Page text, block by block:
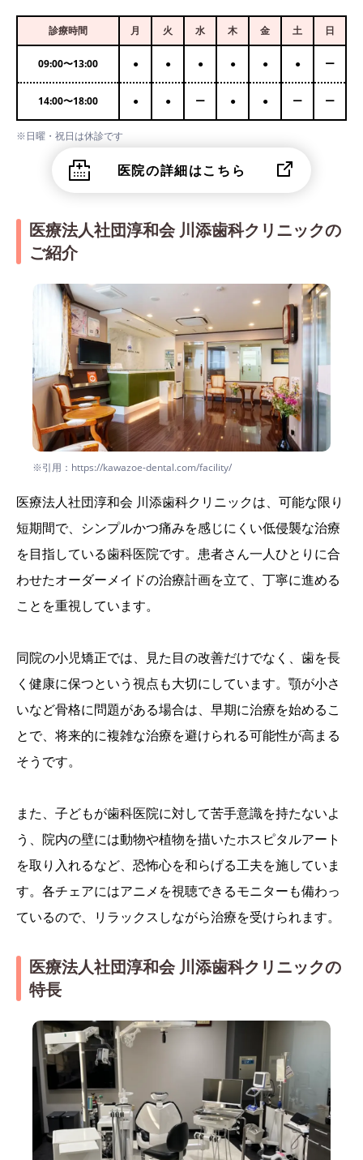
診療時間 月 火 水 木 金 土 日
09:00〜13:00 ● ● ● ● ● ● ー
14:00〜18:00 ● ● ー ● ● ー ー
※日曜・祝日は休診です
医院の詳細はこちら
医療法人社団淳和会 川添歯科クリニックの
ご紹介
※引用：https://kawazoe-dental.com/facility/
医療法人社団淳和会 川添歯科クリニックは、可能な限り
短期間で、シンプルかつ痛みを感じにくい低侵襲な治療
を目指している歯科医院です。患者さん一人ひとりに合
わせたオーダーメイドの治療計画を立て、丁寧に進める
ことを重視しています。
同院の小児矯正では、見た目の改善だけでなく、歯を長
く健康に保つという視点も大切にしています。顎が小さ
いなど骨格に問題がある場合は、早期に治療を始めるこ
とで、将来的に複雑な治療を避けられる可能性が高まる
そうです。
また、子どもが歯科医院に対して苦手意識を持たないよ
う、院内の壁には動物や植物を描いたホスピタルアート
を取り入れるなど、恐怖心を和らげる工夫を施していま
す。各チェアにはアニメを視聴できるモニターも備わっ
ているので、リラックスしながら治療を受けられます。
医療法人社団淳和会 川添歯科クリニックの
特長